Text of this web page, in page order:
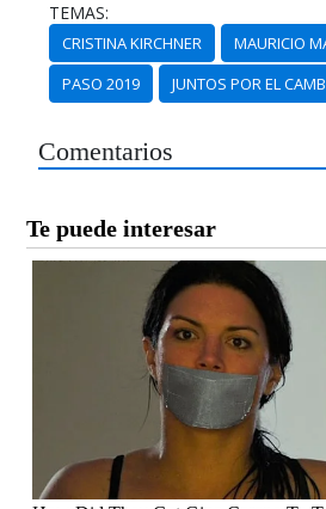
TEMAS:
CRISTINA KIRCHNER MAURICIO
PASO 2019
JUNTOS POR EL
Comentarios